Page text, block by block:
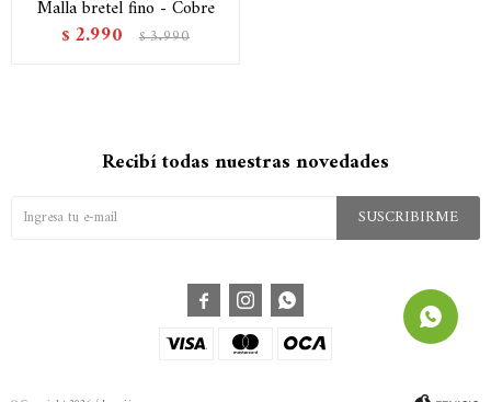
Malla bretel fino - Cobre
$ 2.990 $3.990
Recibí todas nuestras novedades
SUSCRIBIRME
  